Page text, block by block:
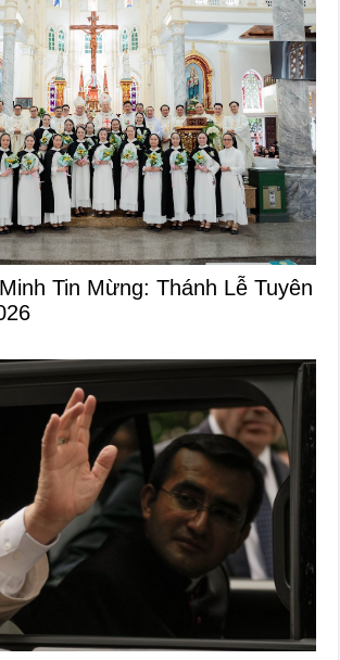
Tin Mừng: Thánh Lễ Tuyên